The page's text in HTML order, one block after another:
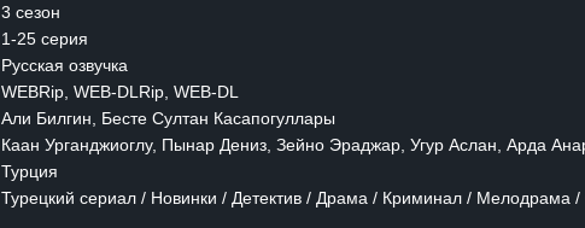
молодого человека? Вопросы справедливости
и любви становятся сердцем этой
захватывающей истории, которая заставляет
задуматься о том, что стоит преодолеть в имени
3 сезон
1-25 серия
Русская озвучка
WEBRip, WEB-DLRip, WEB-DL
Али Билгин, Бесте Султан Касапогуллары
Каан Урганджиоглу, Пынар Дениз, Зейно Эраджар, Угур Аслан, Арда
Турция
Турецкий сериал / Новинки / Детектив / Драма / Криминал / Мелодрама